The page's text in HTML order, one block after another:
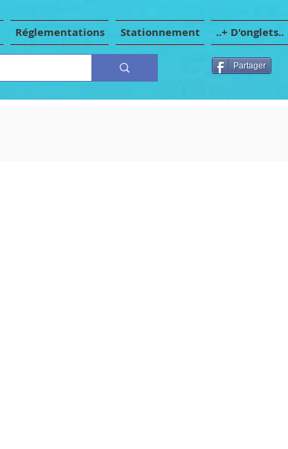
Réglementations Stationnement ..+ D'onglets..
Partager